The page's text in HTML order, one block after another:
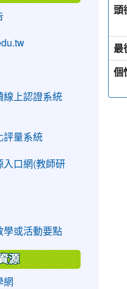
頭
最
個
線上認證系統
評量系統
入口網(教師研
學或活動要點
源
網